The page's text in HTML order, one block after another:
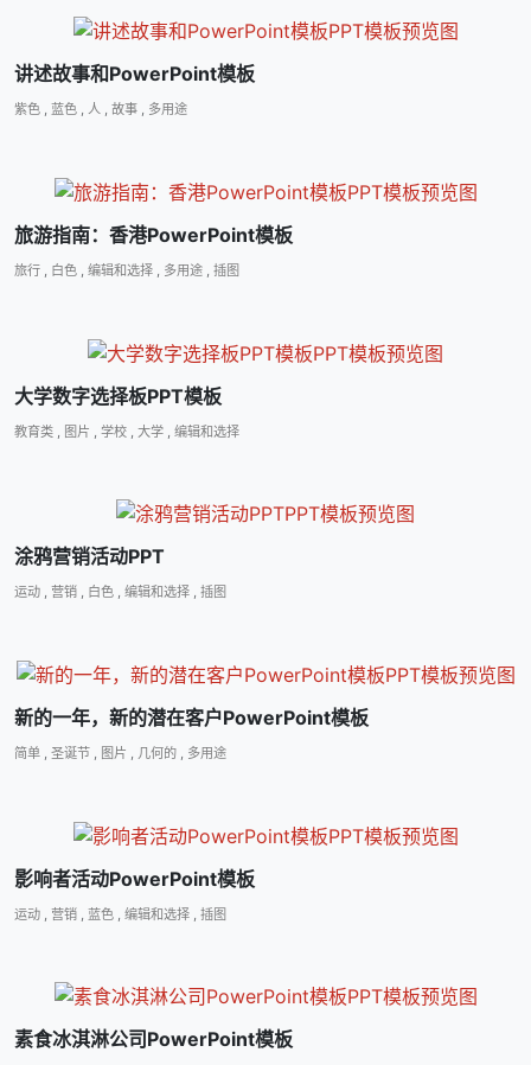
讲述故事和PowerPoint模板
紫色 , 蓝色 , 人 , 故事 , 多用途
旅游指南：香港PowerPoint模板
旅行 , 白色 , 编辑和选择 , 多用途 , 插图
大学数字选择板PPT模板
教育类 图片 学校 大学 编辑和选择
涂鸦营销活动PPT
运动 , 营销 , 白色 , 编辑和选择 , 插图
新的一年，新的潜在客户PowerPoint模板
简单 , 圣诞节 , 图片 , 几何的 , 多用途
影响者活动PowerPoint模板
运动 营销 蓝色 编辑和选择 插图
素食冰淇淋公司PowerPoint模板